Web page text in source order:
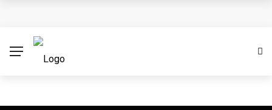
Împărtășirea conducerii